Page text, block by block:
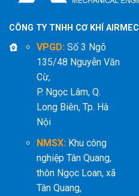
CÔNG TY TNHH CƠ KHÍ AIRMEC
VPGD:Số 3 Ngõ
135/48 Nguyễn Văn
Cừ,
P. Ngọc Lâm, Q.
Long Biên, Tp. Hà
Nội
NMSX:Khu công
nghiệp Tân Quang,
thôn Ngọc Loan, xã
Tân Quang,